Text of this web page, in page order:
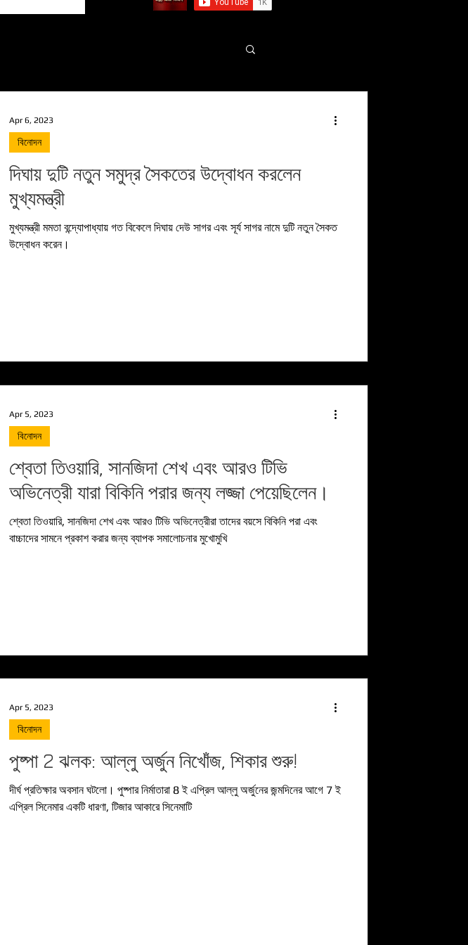
দিঘায় দুটি নতুন সমুদ্র সৈকতের উদ্বোধন করলেন
মুখ্যমন্ত্রী
মুখ্যমন্ত্রী মমতা বন্দ্যোপাধ্যায় গত বিকেলে দিঘায় দেউ সাগর এবং সূর্য সাগর নামে দুটি নতুন সৈকত
উদ্বোধন করেন।
বিনোদন
Apr 6, 2023
শ্বেতা তিওয়ারি, সানজিদা শেখ এবং আরও টিভি
অভিনেত্রী যারা বিকিনি পরার জন্য লজ্জা পেয়েছিলেন।
শ্বেতা তিওয়ারি, সানজিদা শেখ এবং আরও টিভি অভিনেত্রীরা তাদের বয়সে বিকিনি পরা এবং
বাচ্চাদের সামনে প্রকাশ করার জন্য ব্যাপক সমালোচনার মুখোমুখি
বিনোদন
Apr 5, 2023
পুষ্পা 2 ঝলক: আল্লু অর্জুন নিখোঁজ, শিকার শুরু!
দীর্ঘ প্রতিক্ষার অবসান ঘটলো। পুষ্পার নির্মাতারা 8 ই এপ্রিল আল্লু অর্জুনের জন্মদিনের আগে 7 ই
এপ্রিল সিনেমার একটি ধারণা, টিজার আকারে সিনেমাটি
বিনোদন
Apr 5, 2023